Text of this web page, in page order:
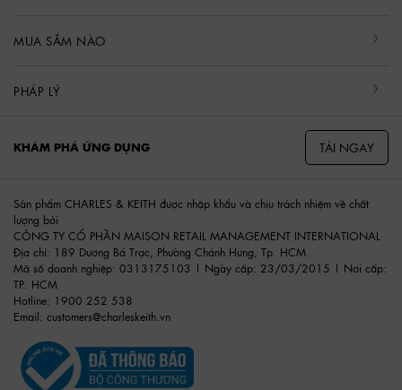
MUA SẮM NÀO
PHÁP LÝ
KHÁM PHÁ ỨNG DỤNG TẢI NGAY
Sản phẩm CHARLES & KEITH được nhập khẩu và chịu trách nhiệm về chất
lượng bởi
CÔNG TY CỔ PHẦN MAISON RETAIL MANAGEMENT INTERNATIONAL
Địa chỉ: 189 Dương Bá Trạc, Phường Chánh Hưng, Tp. HCM
Mã số doanh nghiệp: 0313175103 | Ngày cấp: 23/03/2015 | Nơi cấp:
TP. HCM
Hotline: 1900 252 538
Email: customers@charleskeith.vn